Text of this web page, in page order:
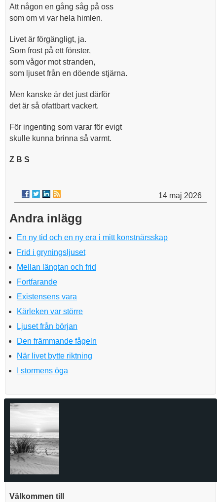
Att någon en gång såg på oss
som om vi var hela himlen.
Livet är förgängligt, ja.
Som frost på ett fönster,
som vågor mot stranden,
som ljuset från en döende stjärna.
Men kanske är det just därför
det är så ofattbart vackert.
För ingenting som varar för evigt
skulle kunna brinna så varmt.
Z B S
14 maj 2026
Andra inlägg
En ny tid och en ny era i mitt konstnärsskap
Frid i gryningsljuset
Mellan längtan och frid
Fortfarande
Existensens vara
Kärleken var större
Ljuset från början
Den främmande fågeln
När livet bytte riktning
I stormens öga
Välkommen till